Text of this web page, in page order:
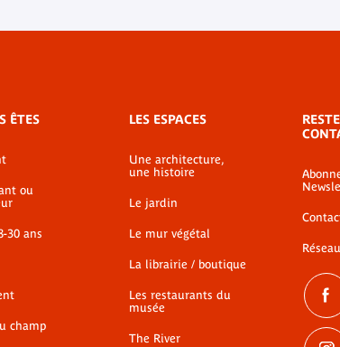
ÊTES
ou
30 ans
champ
LES ESPACES
Une architecture,
une histoire
Le jardin
Le mur végétal
La librairie / boutique
Les restaurants du
musée
The River